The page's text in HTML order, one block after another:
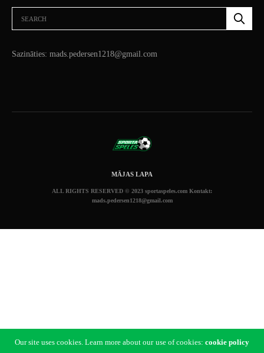
Sazināties: mads.pedersen1218@gmail.com
MĀJAS LAPA
ALL RIGHTS RESERVED © 2023 sportaspeles.com Kontakt:
mads.pedersen1218@gmail.com
Our site uses cookies. Learn more about our use of cookies: cookie policy